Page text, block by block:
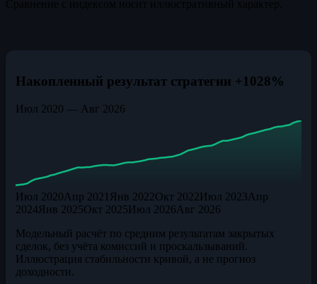
Накопленный результат стратегии +1028%
Июл 2020 — Авг 2026
Июл 2020Апр 2021 Янв 2022Окт 2022Июл 2023Апр
2024Янв 2025Окт 2025Июл 2026Авг 2026
Модельный расчёт по средним результатам закрытых
сделок, без учёта комиссий и проскальзываний.
Иллюстрация стабильности кривой, а не прогноз
доходности.